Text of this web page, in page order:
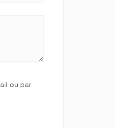
ou par